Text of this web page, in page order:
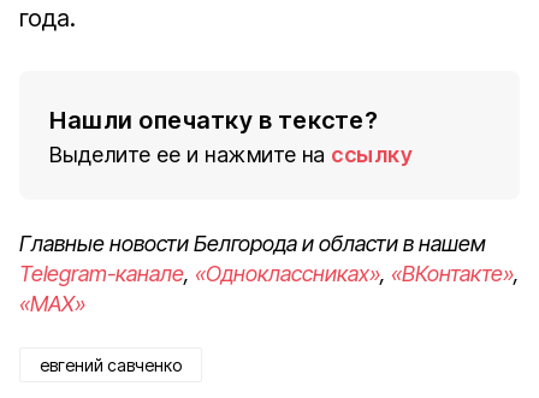
года.
Нашли опечатку в тексте?
Выделите ее и нажмите на ссылку
Главные новости Белгорода и области в нашем
Telegram-канале, «Одноклассниках», «ВКонтакте»,
«MAX»
евгений савченко